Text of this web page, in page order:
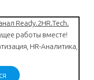
Ready.2HR.Tech.
работы вместе!
HR-Аналитика,